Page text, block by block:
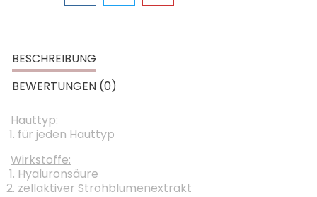
BESCHREIBUNG
BEWERTUNGEN (0)
Hauttyp:
für jeden Hauttyp
Wirkstoffe:
Hyaluronsäure
zellaktiver Strohblumenextrakt